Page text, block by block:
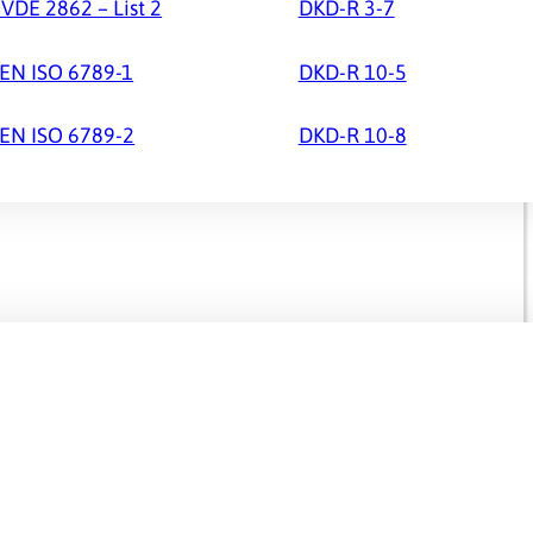
2862 – List 2
ISO 6789-1
ISO 6789-2
DKD-R 3-7
DKD-R 10-5
DKD-R 10-8